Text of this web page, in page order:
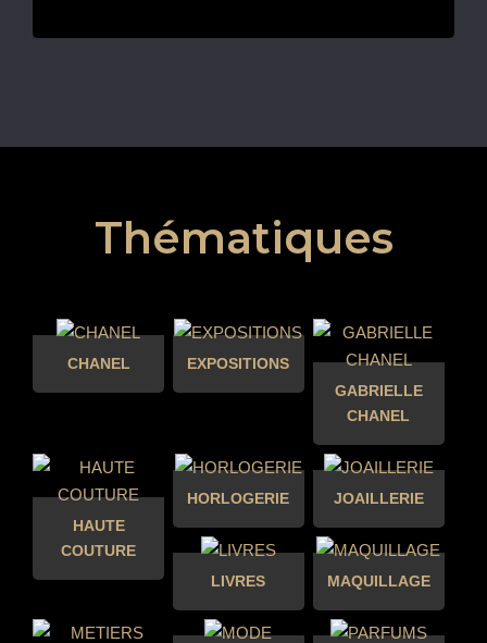
Thématiques
CHANEL
EXPOSITIONS
GABRIELLE
CHANEL
HAUTE
COUTURE
HORLOGERIE JOAILLERIE
LIVRES MAQUILLAGE